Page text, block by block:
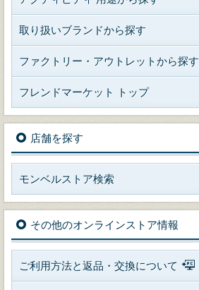
取り扱いブランドから探す
ファクトリー・アウトレットから探す
フレンドマーケット トップ
店舗を探す
モンベルストア検索
その他のオンラインストア情報
ご利用方法と返品・交換について